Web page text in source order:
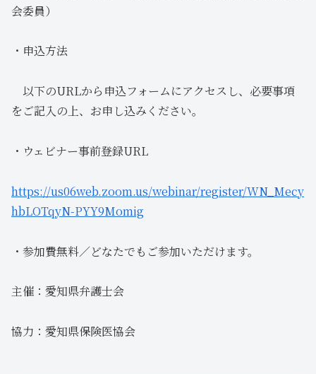
会委員）
・申込方法
以下のURLから申込フォームにアクセスし、必要事項
をご記入の上、お申し込みください。
・ウェビナー事前登録URL
https://us06web.zoom.us/webinar/register/WN_Mecy
hbLOTqyN-PYY9Momig
・参加費無料／どなたでもご参加いただけます。
主催：愛知県弁護士会
協力：愛知県保険医協会